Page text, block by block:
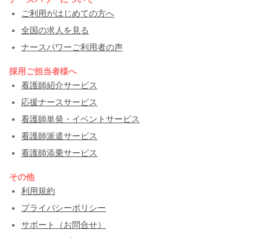
ご利用がはじめての方へ
全国の求人を見る
ナースパワーご利用者の声
採用ご担当者様へ
看護師紹介サービス
応援ナースサービス
看護師単発・イベントサービス
看護師派遣サービス
看護師添乗サービス
その他
利用規約
プライバシーポリシー
サポート（お問合せ）